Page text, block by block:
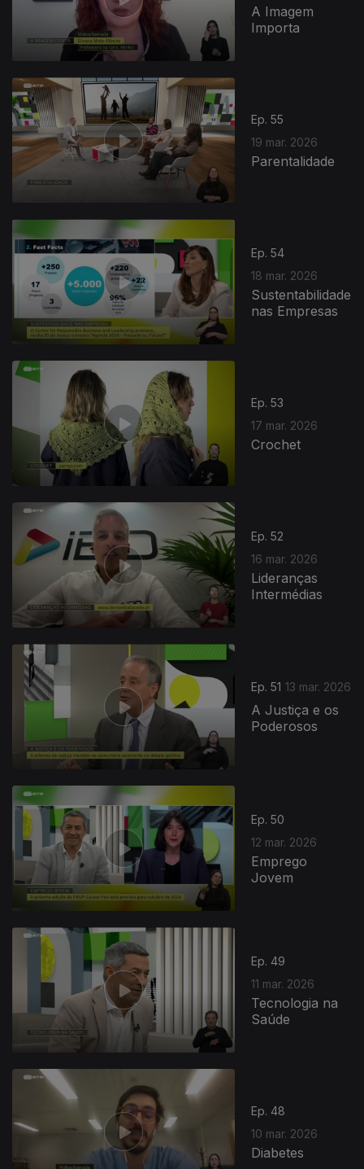
A Imagem
Importa
Ep. 55
19 mar. 2026
Parentalidade
Ep. 54
18 mar. 2026
Sustentabilidade
nas Empresas
Ep. 53
17 mar. 2026
Crochet
Ep. 52
16 mar. 2026
Lideranças
Intermédias
Ep. 51 13 mar. 2026
A Justiça e os
Poderosos
Ep. 50
12 mar. 2026
Emprego
Jovem
Ep. 49
11 mar. 2026
Tecnologia na
Saúde
Ep. 48
10 mar. 2026
Diabetes